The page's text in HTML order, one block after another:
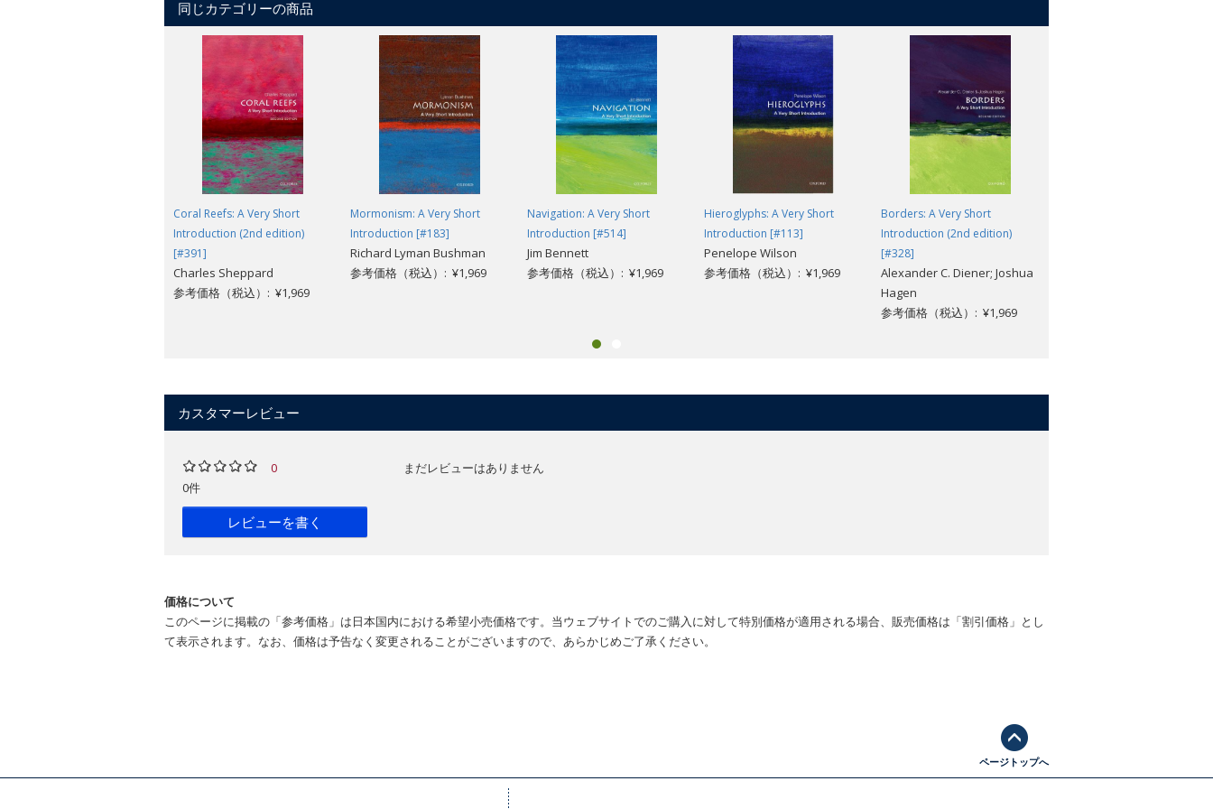
同じカテゴリーの商品
Coral Reefs: A Very Short
Introduction (2nd edition)
[#391]
Charles Sheppard
参考価格（税込）: ¥1,969
Mormonism: A Very Short
Introduction [#183]
Richard Lyman Bushman
参考価格（税込）: ¥1,969
Navigation: A Very Short
Introduction [#514]
Jim Bennett
参考価格（税込）: ¥1,969
Hieroglyphs: A Very Short
Introduction [#113]
Penelope Wilson
参考価格（税込）: ¥1,969
Borders: A Very Short
Introduction (2nd edition)
[#328]
Alexander C. Diener; Joshua
Hagen
参考価格（税込）: ¥1,969
カスタマーレビュー
0
0件
レビューを書く
まだレビューはありません
価格について
このページに掲載の「参考価格」は日本国内における希望小売価格です。当ウェブサイトでのご購入に対して特別価格が適用される場合、販売価格は「割引価格」とし
て表示されます。なお、価格は予告なく変更されることがございますので、あらかじめご了承ください。
ページトップへ